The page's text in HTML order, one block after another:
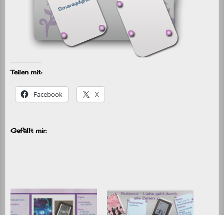
Teilen mit:
Facebook X
Gefällt mir: